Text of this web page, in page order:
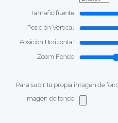
Tamaño fuente
Posición Vertical
Posición Horizontal
Zoom Fondo
Para subir tu propia imagen de
Imagen de fondo